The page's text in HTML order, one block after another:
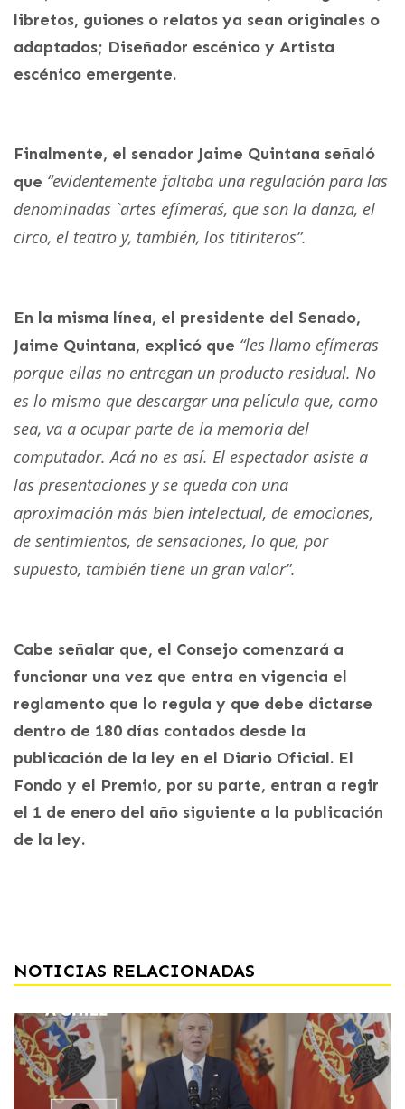
libretos, guiones o relatos ya sean originales o
adaptados; Diseñador escénico y Artista
escénico emergente.
Finalmente, el senador Jaime Quintana señaló
que “evidentemente faltaba una regulación para las
denominadas `artes efímeras´, que son la danza, el
circo, el teatro y, también, los titiriteros”.
En la misma línea, el presidente del Senado,
Jaime Quintana, explicó que “les llamo efímeras
porque ellas no entregan un producto residual. No
es lo mismo que descargar una película que, como
sea, va a ocupar parte de la memoria del
computador. Acá no es así. El espectador asiste a
las presentaciones y se queda con una
aproximación más bien intelectual, de emociones,
de sentimientos, de sensaciones, lo que, por
supuesto, también tiene un gran valor”.
Cabe señalar que, el Consejo comenzará a
funcionar una vez que entra en vigencia el
reglamento que lo regula y que debe dictarse
dentro de 180 días contados desde la
publicación de la ley en el Diario Oficial. El
Fondo y el Premio, por su parte, entran a regir
el 1 de enero del año siguiente a la publicación
de la ley.
NOTICIAS RELACIONADAS